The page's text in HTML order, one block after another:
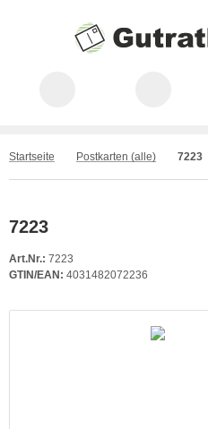
Startseite Postkarten (alle) 7223
7223
Art.Nr.: 7223
GTIN/EAN: 4031482072236